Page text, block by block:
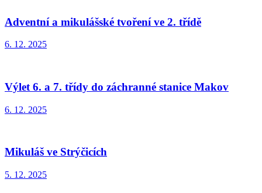
Adventní a mikulášské tvoření ve 2. třídě
6. 12. 2025
Výlet 6. a 7. třídy do záchranné stanice Makov
6. 12. 2025
Mikuláš ve Strýčicích
5. 12. 2025